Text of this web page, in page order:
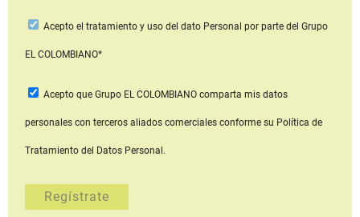
Acepto el tratamiento y uso del dato Personal por parte del Grupo
EL COLOMBIANO*
Acepto que Grupo EL COLOMBIANOcomparta mis datos
personales con terceros aliados comerciales conforme su Política de
Tratamiento del Datos Personal.